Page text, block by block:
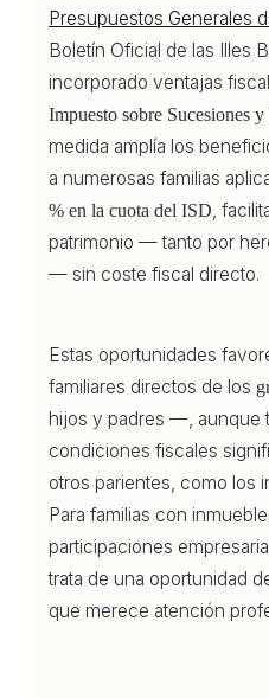
Presupuestos Generales
Boletín Oficial de las Illes
incorporado ventajas
Impuesto sobre Sucesiones
medida amplía los
a numerosas familias
% en la cuota del ISD ,
patrimonio — tanto por
— sin coste fiscal directo.
Estas oportunidades
familiares directos de los
hijos y padres —, aunque
condiciones fiscales
otros parientes, como los
Para familias con
participaciones
trata de una oportunidad
que merece atención